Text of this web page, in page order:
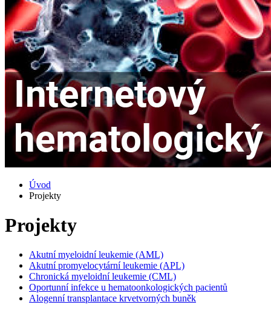
Úvod
Projekty
Projekty
Akutní myeloidní leukemie (AML)
Akutní promyelocytární leukemie (APL)
Chronická myeloidní leukemie (CML)
Oportunní infekce u hematoonkologických pacientů
Alogenní transplantace krvetvorných buněk